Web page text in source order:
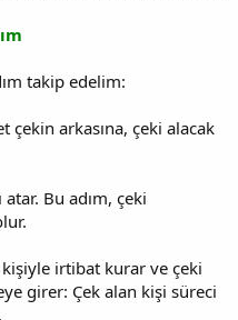
takip edelim:
çekin arkasına, çeki alacak
Bu adım, çeki
kişiyle irtibat kurar ve çeki
girer: Çek alan kişi süreci